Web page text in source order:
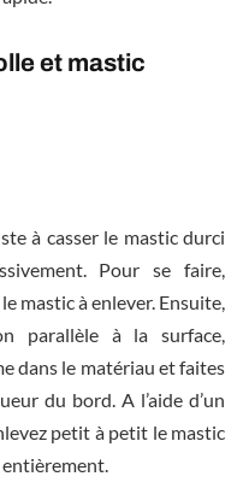
et mastic
à casser le mastic durci
Pour se faire,
mastic à enlever. Ensuite,
parallèle à la surface,
dans le matériau et faites
du bord. A l’aide d’un
petit à petit le mastic